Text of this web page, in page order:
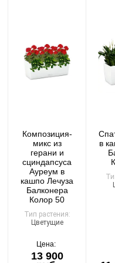
на территории
покупателем.
доставка по Москве
Композиция-
микс из
герани и
сциндапсуса
Ауреум в
кашпо Лечуза
Балконера
Колор 50
Тип растения:
Цветущие
Цена:
13 900
в